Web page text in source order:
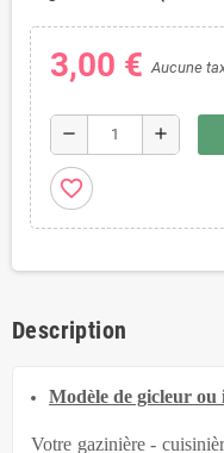
3,00 €Aucune
remove add
favorite_border
Description
Modèle de gicleur ou
Votre gazinière -